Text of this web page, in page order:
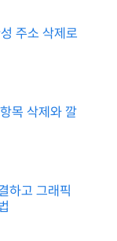
주소 삭제로
목 삭제와 깔
하고 그래픽